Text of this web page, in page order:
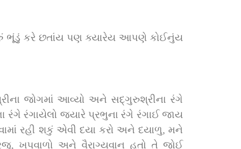
ભૂંડું કરે છતાંય પણ ક્યારેય આપણે કોઈનુંય